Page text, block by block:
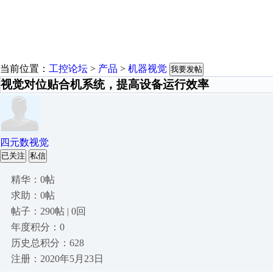
当前位置： 工控论坛 > 产品 > 机器视觉 我要发帖
视觉对位贴合机系统，提高设备运行效率
四元数视觉
已关注 私信
精华：0帖
求助：0帖
帖子：290帖 | 0回
年度积分：0
历史总积分：628
注册：2020年5月23日